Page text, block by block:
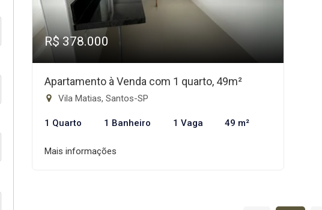
R$ 378.000
Apartamento à Venda com 1 quarto, 49m²
Vila Matias, Santos-SP
1 Quarto 1 Banheiro 1 Vaga 49 m²
Mais informações